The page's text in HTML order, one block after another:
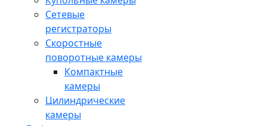
Сетевые
регистраторы
Скоростные
поворотные камеры
Компактные
камеры
Цилиндрические
камеры